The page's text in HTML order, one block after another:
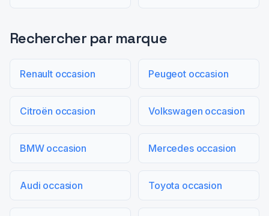
Rechercher par marque
Renault occasion Peugeot occasion
Citroën occasion Volkswagen occasion
BMW occasion Mercedes occasion
Audi occasion Toyota occasion